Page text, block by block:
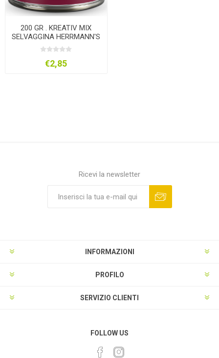
200 GR . KREATIV MIX
SELVAGGINA HERRMANN'S
€2,85
Ricevi la newsletter
INFORMAZIONI
PROFILO
SERVIZIO CLIENTI
FOLLOW US